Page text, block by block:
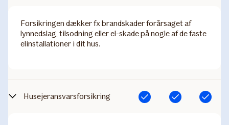
Forsikringen dækker fx brandskader forårsaget af
lynnedslag, tilsodning eller el-skade på nogle af de faste
elinstallationer i dit hus.
Husejeransvarsforsikring Inkluderet Inkluderet Inkluderet